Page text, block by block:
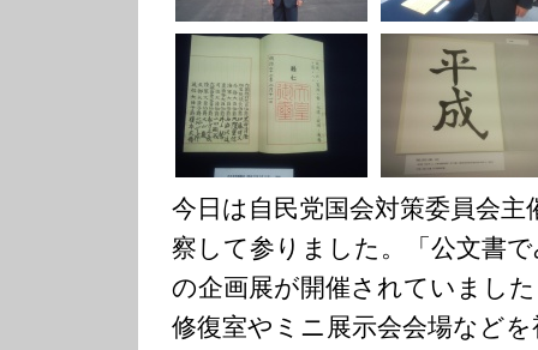
今日は自民党国会対策委員会主
察して参りました。「公文書
の企画展が開催されていまし
修復室やミニ展示会会場など